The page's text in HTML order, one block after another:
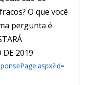
O que você
pergunta é
DE 2019